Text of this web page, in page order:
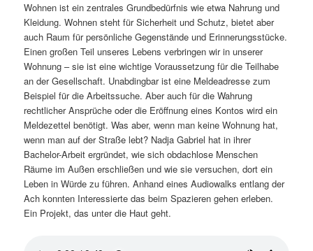
Wohnen ist ein zentrales Grundbedürfnis wie etwa Nahrung und
Kleidung. Wohnen steht für Sicherheit und Schutz, bietet aber
auch Raum für persönliche Gegenstände und Erinnerungsstücke.
Einen großen Teil unseres Lebens verbringen wir in unserer
Wohnung – sie ist eine wichtige Voraussetzung für die Teilhabe
an der Gesellschaft. Unabdingbar ist eine Meldeadresse zum
Beispiel für die Arbeitssuche. Aber auch für die Wahrung
rechtlicher Ansprüche oder die Eröffnung eines Kontos wird ein
Meldezettel benötigt. Was aber, wenn man keine Wohnung hat,
wenn man auf der Straße lebt? Nadja Gabriel hat in ihrer
Bachelor-Arbeit ergründet, wie sich obdachlose Menschen
Räume im Außen erschließen und wie sie versuchen, dort ein
Leben in Würde zu führen. Anhand eines Audiowalks entlang der
Ach konnten Interessierte das beim Spazieren gehen erleben.
Ein Projekt, das unter die Haut geht.